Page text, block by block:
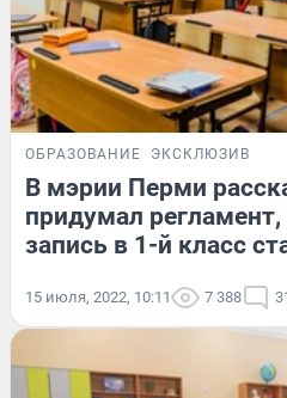
ОБРАЗОВАНИЕ ЭКСКЛЮЗИВ
В мэрии Перми
придумал регламент,
запись в 1-й класс
15 июля, 2022, 10:11 7 388